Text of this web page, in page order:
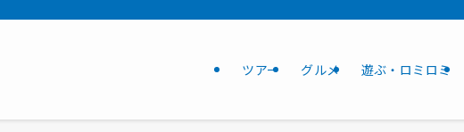
ツアー グルメ 遊ぶ・ロミロミ